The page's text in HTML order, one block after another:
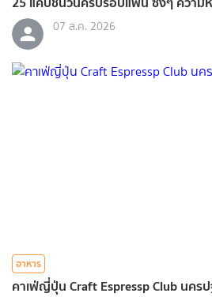
07 ส.ค. 2026
อาหาร
คาเฟ่ญี่ปุ่น Craft Espressp Club นคร